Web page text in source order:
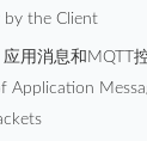
by the Client
应用消息和MQTT
Application